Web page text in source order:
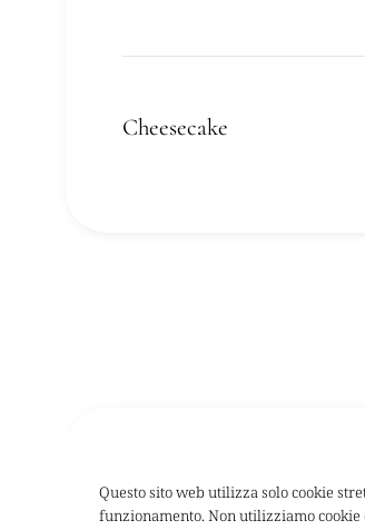
Cheesecake
Questo sito web utilizza solo cookie
funzionamento. Non utilizziamo